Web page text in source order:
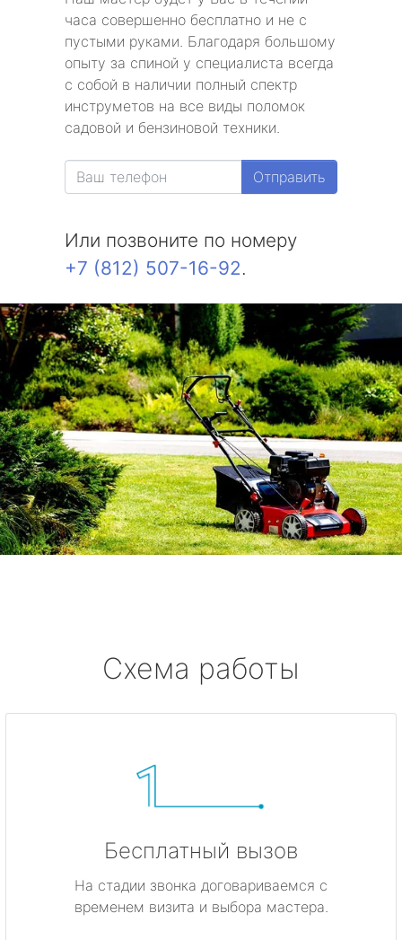
часа совершенно бесплатно и не с
пустыми руками. Благодаря большому
опыту за спиной у специалиста всегда
с собой в наличии полный спектр
инструметов на все виды поломок
садовой и бензиновой техники.
Отправить
Или позвоните по номеру
+7 (812) 507-16-92.
Схема работы
Бесплатный вызов
На стадии звонка договариваемся с
временем визита и выбора мастера.